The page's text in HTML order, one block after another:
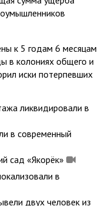
к 5 годам 6 месяцам
в колониях общего и
иски потерпевших
ликвидировали в
в современный
сад «Якорёк»
в
двух человек из